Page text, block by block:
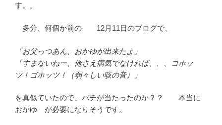
す。。
多分、何個か前の 12月11日のブログで、
「お父っつあん、おかゆが出来たよ」
「すまないねー、俺さえ病気でなければ、、、コホッ
ツ！ゴホッツ！（弱々しい咳の音）」
を真似ていたので、バチが当たったのか？？ 本当に
おかゆ が必要になりそうです。